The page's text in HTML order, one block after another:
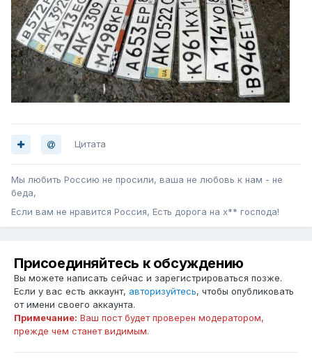
Цитата
Мы любить Россию не просили, ваша не любовь к нам - не
беда,
Если вам не нравится Россия, Есть дорога на х** господа!
Присоединяйтесь к обсуждению
Вы можете написать сейчас и зарегистрироваться позже.
Если у вас есть аккаунт, авторизуйтесь, чтобы опубликовать
от имени своего аккаунта.
Примечание: Ваш пост будет проверен модератором,
прежде чем станет видимым.